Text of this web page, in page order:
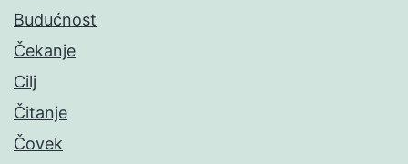
Budućnost
Čekanje
Cilj
Čitanje
Čovek